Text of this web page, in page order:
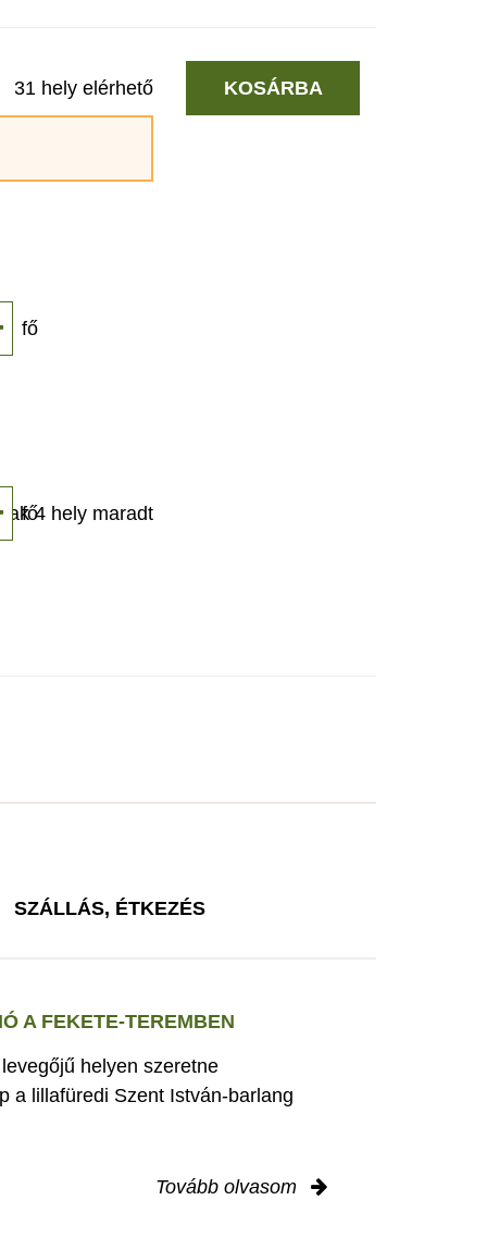
31 hely elérhető
fő
4 hely maradt
fő
KOSÁRBA
SZÁLLÁS, ÉTKEZÉS
A FEKETE-TEREMBEN
helyen szeretne
a lillafüredi Szent István-barlang
Tovább olvasom